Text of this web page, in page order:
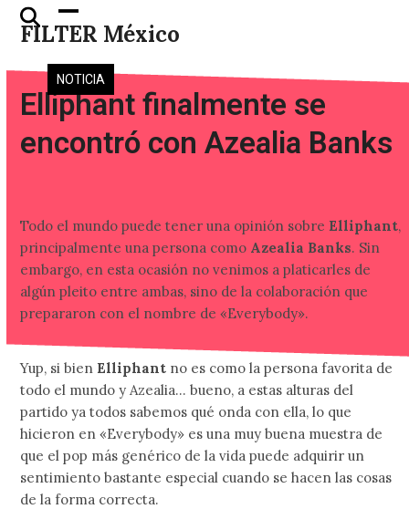
Skip
FILTER México
Open
mobile
menu
Close
mobile
menu
NOTICIA
Elliphant finalmente se
encontró con Azealia Banks
Todo el mundo puede tener una opinión sobre Elliphant,
principalmente una persona como Azealia Banks. Sin
embargo, en esta ocasión no venimos a platicarles de
algún pleito entre ambas, sino de la colaboración que
prepararon con el nombre de «Everybody».
Yup, si bien Elliphant no es como la persona favorita de
todo el mundo y Azealia… bueno, a estas alturas del
partido ya todos sabemos qué onda con ella, lo que
hicieron en «Everybody» es una muy buena muestra de
que el pop más genérico de la vida puede adquirir un
sentimiento bastante especial cuando se hacen las cosas
de la forma correcta.